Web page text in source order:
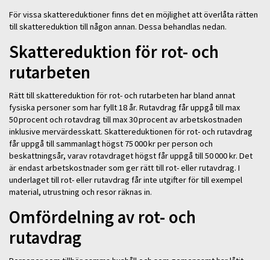
För vissa skattereduktioner finns det en möjlighet att överlåta rätten
till skattereduktion till någon annan. Dessa behandlas nedan.
Skattereduktion för rot- och
rutarbeten
Rätt till skattereduktion för rot- och rutarbeten har bland annat
fysiska personer som har fyllt 18 år. Rutavdrag får uppgå till max
50 procent och rotavdrag till max 30 procent av arbetskostnaden
inklusive mervärdesskatt. Skattereduktionen för rot- och rutavdrag
får uppgå till sammanlagt högst 75 000 kr per person och
beskattningsår, varav rotavdraget högst får uppgå till 50 000 kr. Det
är endast arbetskostnader som ger rätt till rot- eller rutavdrag. I
underlaget till rot- eller rutavdrag får inte utgifter för till exempel
material, utrustning och resor räknas in.
Omfördelning av rot- och
rutavdrag